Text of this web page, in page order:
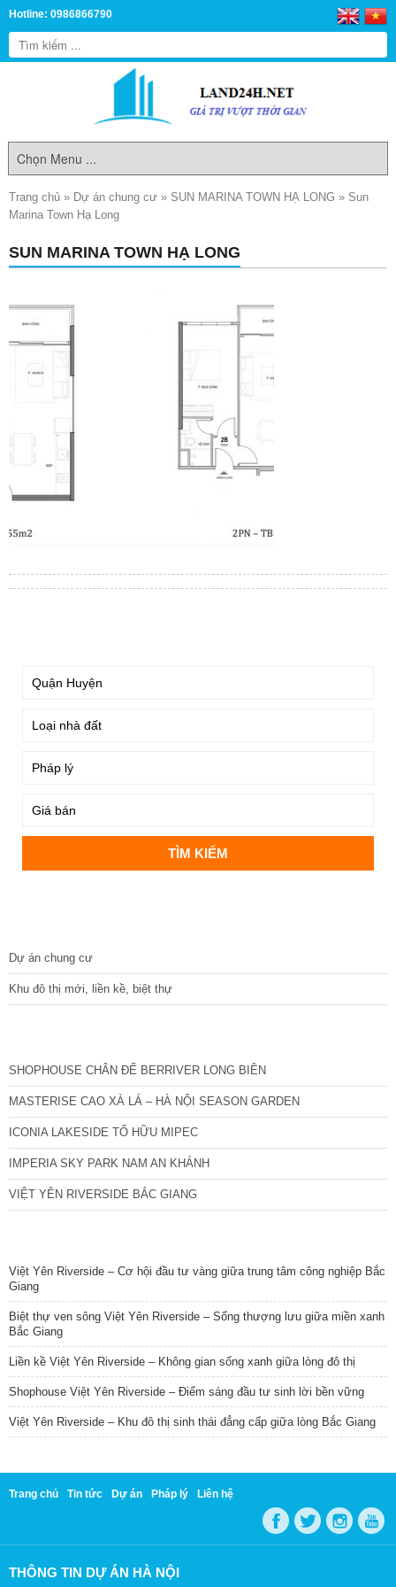
Hotline: 0986866790
Trang chủ » Dự án chung cư » SUN MARINA TOWN HẠ LONG » Sun
Marina Town Hạ Long
SUN MARINA TOWN HẠ LONG
Dự án chung cư
Khu đô thị mới, liền kề, biệt thự
SHOPHOUSE CHÂN ĐẾ BERRIVER LONG BIÊN
MASTERISE CAO XÀ LÁ – HÀ NỘI SEASON GARDEN
ICONIA LAKESIDE TỐ HỮU MIPEC
IMPERIA SKY PARK NAM AN KHÁNH
VIỆT YÊN RIVERSIDE BẮC GIANG
Việt Yên Riverside – Cơ hội đầu tư vàng giữa trung tâm công nghiệp Bắc
Giang
Biệt thự ven sông Việt Yên Riverside – Sống thượng lưu giữa miền xanh
Bắc Giang
Liền kề Việt Yên Riverside – Không gian sống xanh giữa lòng đô thị
Shophouse Việt Yên Riverside – Điểm sáng đầu tư sinh lời bền vững
Việt Yên Riverside – Khu đô thị sinh thái đẳng cấp giữa lòng Bắc Giang
Trang chủ Tin tức Dự án Pháp lý Liên hệ
THÔNG TIN DỰ ÁN HÀ NỘI